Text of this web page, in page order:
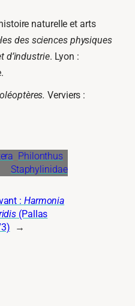
naturelle et arts
des sciences physiques
d’industrie. Lyon :
Verviers :
Philonthus
Staphylinidae
: Harmonia
(Pallas
→